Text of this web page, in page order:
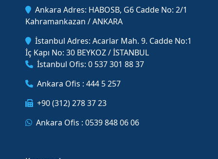
Ankara Adres: HABOSB, G6 Cadde No: 2/1
Kahramankazan / ANKARA
İstanbul Adres: Acarlar Mah. 9. Cadde No:1
İç Kapı No: 30 BEYKOZ / İSTANBUL
İstanbul Ofis: 0 537 301 88 37
Ankara Ofis : 444 5 257
+90 (312) 278 37 23
Ankara Ofis : 0539 848 06 06